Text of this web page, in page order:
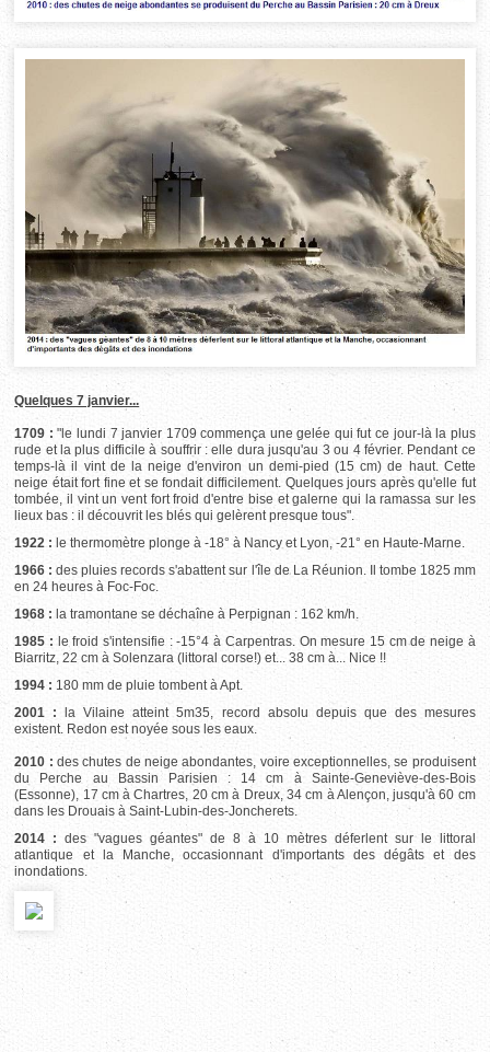
Quelques 7 janvier...
1709 : "le lundi 7 janvier 1709 commença une gelée qui fut ce jour-là la plus
rude et la plus difficile à souffrir : elle dura jusqu'au 3 ou 4 février. Pendant ce
temps-là il vint de la neige d'environ un demi-pied (15 cm) de haut. Cette
neige était fort fine et se fondait difficilement. Quelques jours après qu'elle fut
tombée, il vint un vent fort froid d'entre bise et galerne qui la ramassa sur les
lieux bas : il découvrit les blés qui gelèrent presque tous".
1922 : le thermomètre plonge à -18° à Nancy et Lyon, -21° en Haute-Marne.
1966 : des pluies records s'abattent sur l'île de La Réunion. Il tombe 1825 mm
en 24 heures à Foc-Foc.
1968 : la tramontane se déchaîne à Perpignan : 162 km/h.
1985 : le froid s'intensifie : -15°4 à Carpentras. On mesure 15 cm de neige à
Biarritz, 22 cm à Solenzara (littoral corse!) et... 38 cm à... Nice !!
1994 : 180 mm de pluie tombent à Apt.
2001 : la Vilaine atteint 5m35, record absolu depuis que des mesures
existent. Redon est noyée sous les eaux.
2010 : des chutes de neige abondantes, voire exceptionnelles, se produisent
du Perche au Bassin Parisien : 14 cm à Sainte-Geneviève-des-Bois
(Essonne), 17 cm à Chartres, 20 cm à Dreux, 34 cm à Alençon, jusqu'à 60 cm
dans les Drouais à Saint-Lubin-des-Joncherets.
2014 : des "vagues géantes" de 8 à 10 mètres déferlent sur le littoral
atlantique et la Manche, occasionnant d'importants des dégâts et des
inondations.